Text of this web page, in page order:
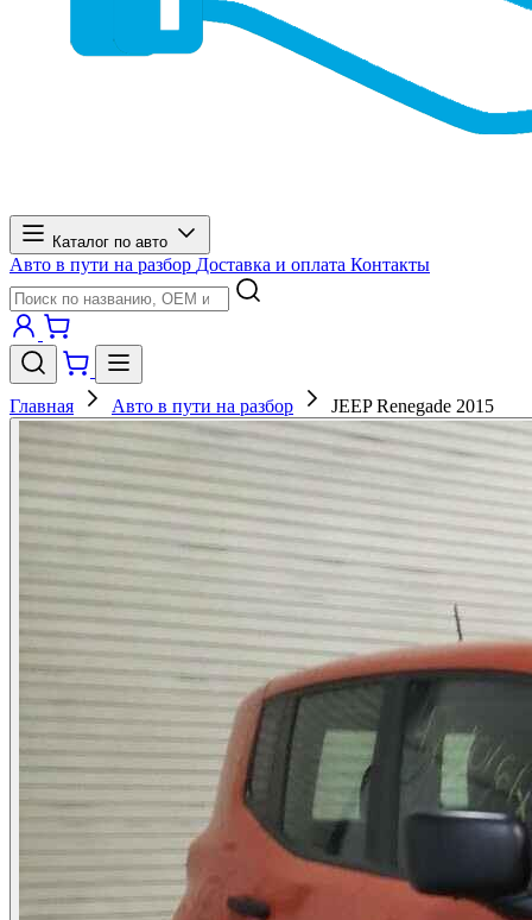
Каталог по авто
Авто в пути на разбор Доставка и оплата Контакты
Главная Авто в пути на разбор JEEP Renegade 2015